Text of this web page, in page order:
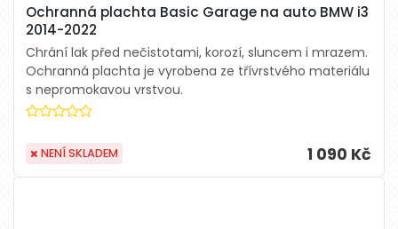
Ochranná plachta Basic Garage na auto BMW i3
2014-2022
Chrání lak před nečistotami, korozí, sluncem i mrazem.
Ochranná plachta je vyrobena ze třívrstvého materiálu
s nepromokavou vrstvou.
1 090 Kč
NENÍ SKLADEM